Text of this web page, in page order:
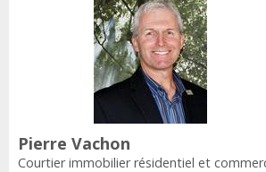
Pierre Vachon
Courtier immobilier résidentiel et